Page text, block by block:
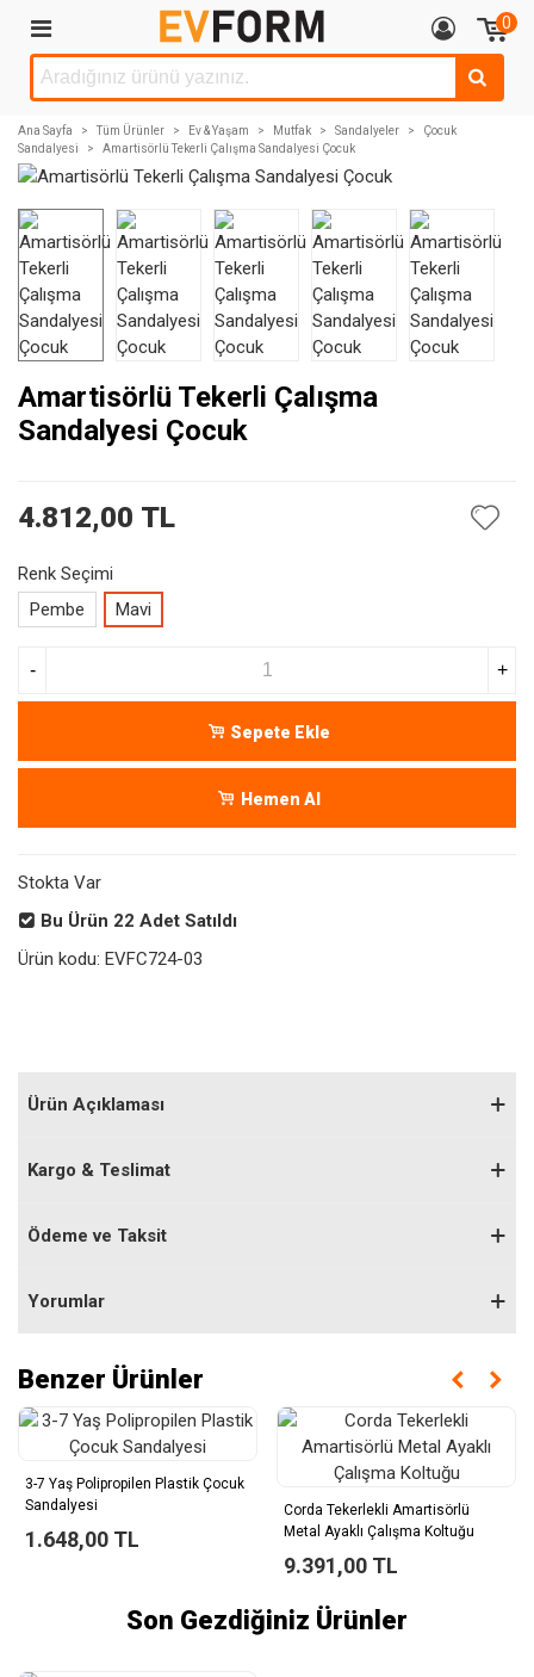
0
Ana Sayfa > Tüm Ürünler > Ev & Yaşam > Mutfak > Sandalyeler >
Çocuk
Sandalyesi
> Amartisörlü Tekerli Çalışma Sandalyesi Çocuk
Amartisörlü Tekerli Çalışma
Sandalyesi Çocuk
4.812,00 TL
Renk Seçimi
Pembe
Mavi
- +
Sepete Ekle
Hemen Al
Stokta Var
Bu Ürün 22 Adet Satıldı
Ürün kodu: EVFC724-03
Ürün Açıklaması
Kargo & Teslimat
Ödeme ve Taksit
Yorumlar
Benzer Ürünler
3-7 Yaş Polipropilen Plastik Çocuk
Sandalyesi
1.648,00 TL
Corda Tekerlekli Amartisörlü
Metal Ayaklı Çalışma Koltuğu
9.391,00 TL
Son Gezdiğiniz Ürünler